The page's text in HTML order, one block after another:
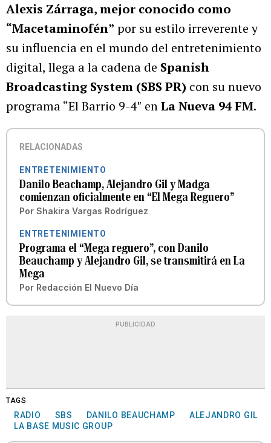
Alexis Zárraga, mejor conocido como
“Macetaminofén” por su estilo irreverente y
su influencia en el mundo del entretenimiento
digital, llega a la cadena de Spanish
Broadcasting System (SBS PR) con su nuevo
programa “El Barrio 9-4″ enLa Nueva 94 FM.
RELACIONADAS
ENTRETENIMIENTO
Danilo Beachamp, Alejandro Gil y Madga
comienzan oficialmente en “El Mega Reguero”
Por Shakira Vargas Rodríguez
ENTRETENIMIENTO
Programa el “Mega reguero”, con Danilo
Beauchamp y Alejandro Gil, se transmitirá en La
Mega
Por Redacción El Nuevo Día
PUBLICIDAD
TAGS
RADIO SBS DANILO BEAUCHAMP
ALEJANDRO GIL
LA BASE MUSIC GROUP